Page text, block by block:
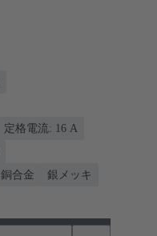
定格電流: ‌16 A
銅合金 銀メッキ